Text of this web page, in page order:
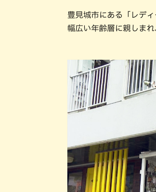
豊見城市にある「レデ
幅広い年齢層に親しま